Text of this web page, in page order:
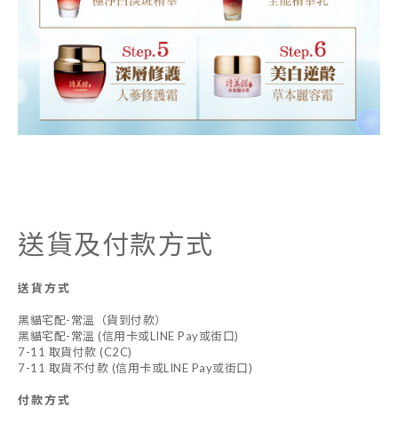
送貨及付款方式
送貨方式
黑貓宅配-常溫（貨到付款）
黑貓宅配-常溫 (信用卡或LINE Pay或街口)
7-11 取貨付款 (C2C)
7-11 取貨不付款 (信用卡或LINE Pay或街口)
付款方式